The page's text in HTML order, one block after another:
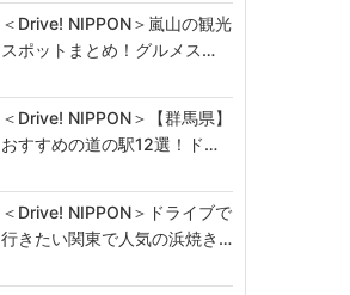
＜Drive! NIPPON＞嵐山の観光
スポットまとめ！グルメス…
＜Drive! NIPPON＞【群馬県】
おすすめの道の駅12選！ド…
＜Drive! NIPPON＞ドライブで
行きたい関東で人気の浜焼き…